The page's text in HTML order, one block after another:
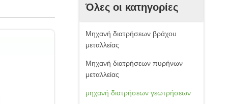
Όλες οι κατηγορίες
Μηχανή διατρήσεων βράχου
μεταλλείας
Μηχανή διατρήσεων πυρήνων
μεταλλείας
μηχανή διατρήσεων γεωτρήσεων